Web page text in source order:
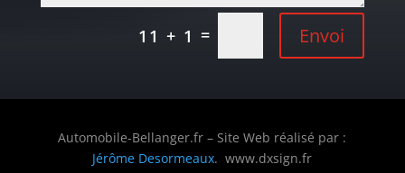
11 + 1 = Envoi
Automobile-Bellanger.fr – Site Web réalisé par :
Jérôme Desormeaux. www.dxsign.fr